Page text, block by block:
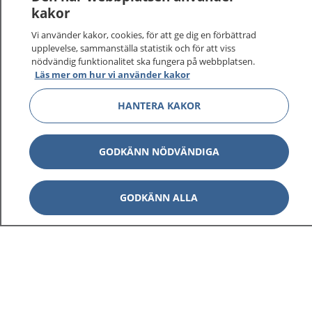
sjukdomar och vilka mottagningar du kan kontakta.
Logga in för att läsa din journal och göra dina
vårdärenden. Ring telefonnummer 1177 för
sjukvårdsrådgivning dygnet runt.
1177 ger dig råd när du vill må bättre.
1177 på flera språk Visa
kakor
Vi använder kakor, cookies, för att ge dig en förbättrad
upplevelse, sammanställa statistik och för att viss
nödvändig funktionalitet ska fungera på webbplatsen.
Läs mer om hur vi använder kakor
HANTERA KAKOR
GODKÄNN NÖDVÄNDIGA
GODKÄNN ALLA